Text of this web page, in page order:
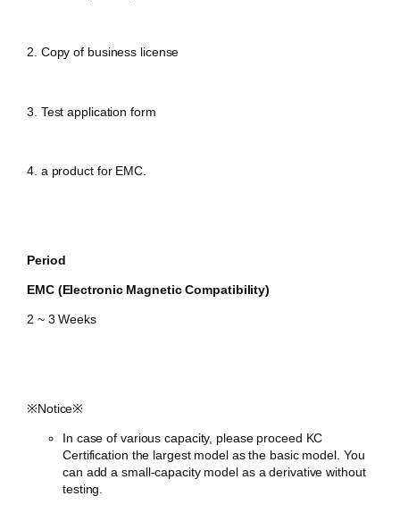
2. Copy of business license
3. Test application form
4. a product for EMC.
Period
EMC (Electronic Magnetic Compatibility)
2 ~ 3 Weeks
​※Notice※
In case of various capacity, please proceed KC
Certification the largest model as the basic model. You
can add a small-capacity model as a derivative without
testing.